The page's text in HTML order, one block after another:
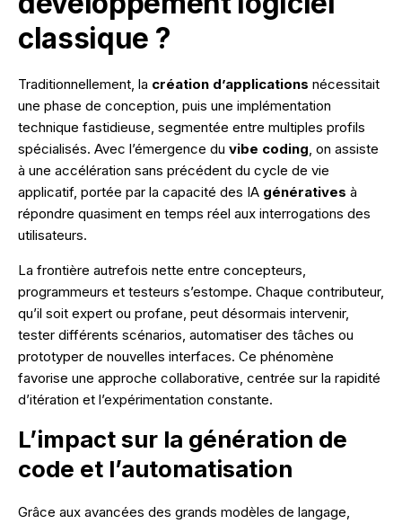
classique ?
Traditionnellement, la création d’applications nécessitait
une phase de conception, puis une implémentation
technique fastidieuse, segmentée entre multiples profils
spécialisés. Avec l’émergence du vibe coding, on assiste
à une accélération sans précédent du cycle de vie
applicatif, portée par la capacité des IA génératives à
répondre quasiment en temps réel aux interrogations des
utilisateurs.
La frontière autrefois nette entre concepteurs,
programmeurs et testeurs s’estompe. Chaque contributeur,
qu’il soit expert ou profane, peut désormais intervenir,
tester différents scénarios, automatiser des tâches ou
prototyper de nouvelles interfaces. Ce phénomène
favorise une approche collaborative, centrée sur la rapidité
d’itération et l’expérimentation constante.
L’impact sur la génération de
code et l’automatisation
Grâce aux avancées des grands modèles de langage,